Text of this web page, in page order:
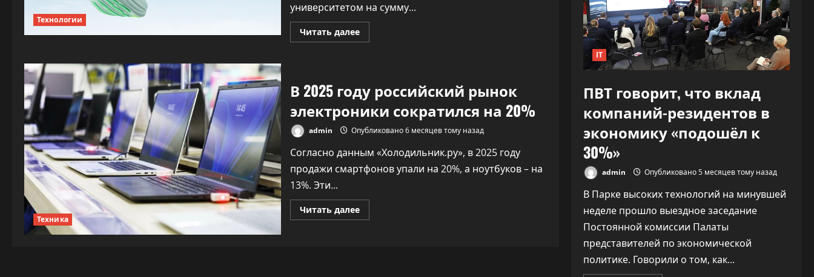
Технологии
университетом на сумму...
Читать далееПрочитать
больше
спортивной
науки
в
США
Техника
В 2025 году российский рынок
электроники сократился на 20%
admin Опубликовано 6 месяцев тому назад
Согласно данным «Холодильник.ру», в 2025 году
продажи смартфонов упали на 20%, а ноутбуков – на
13%. Эти...
Читать далееПрочитать
больше
обрушив
качество
IT
ПВТ говорит, что вклад
компаний-резидентов в
экономику «подошёл к
30%»
admin Опубликовано 5 месяцев тому назад
В Парке высоких технологий на минувшей
неделе прошло выездное заседание
Постоянной комиссии Палаты
представителей по экономической
политике. Говорили о том, как...